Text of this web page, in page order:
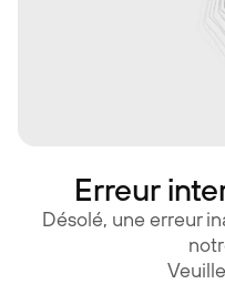
Erreur
Désolé, une erreur